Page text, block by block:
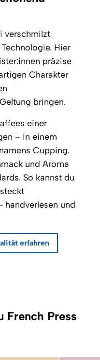
verschmilzt
Hier
präzise
Charakter
bringen.
einer
– in einem
Cupping.
und Aroma
So kannst du
handverlesen und
erfahren
French Press